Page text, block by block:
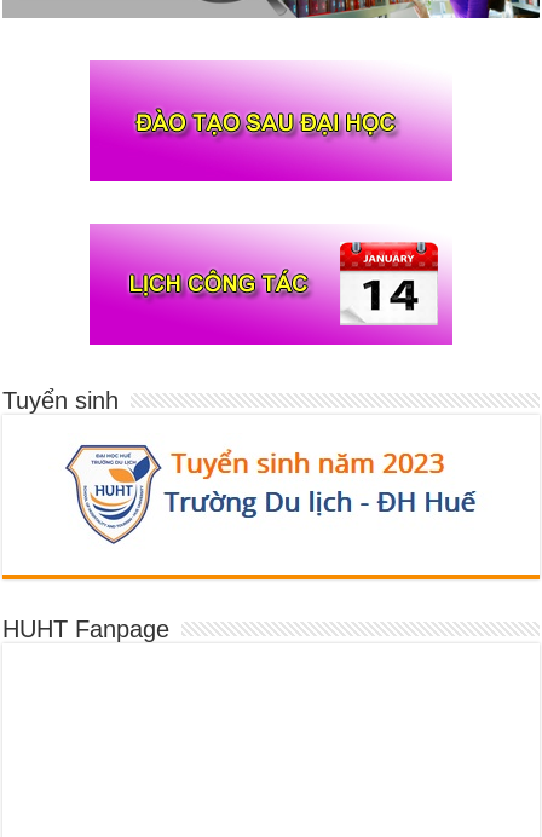
Tuyển sinh
HUHT Fanpage